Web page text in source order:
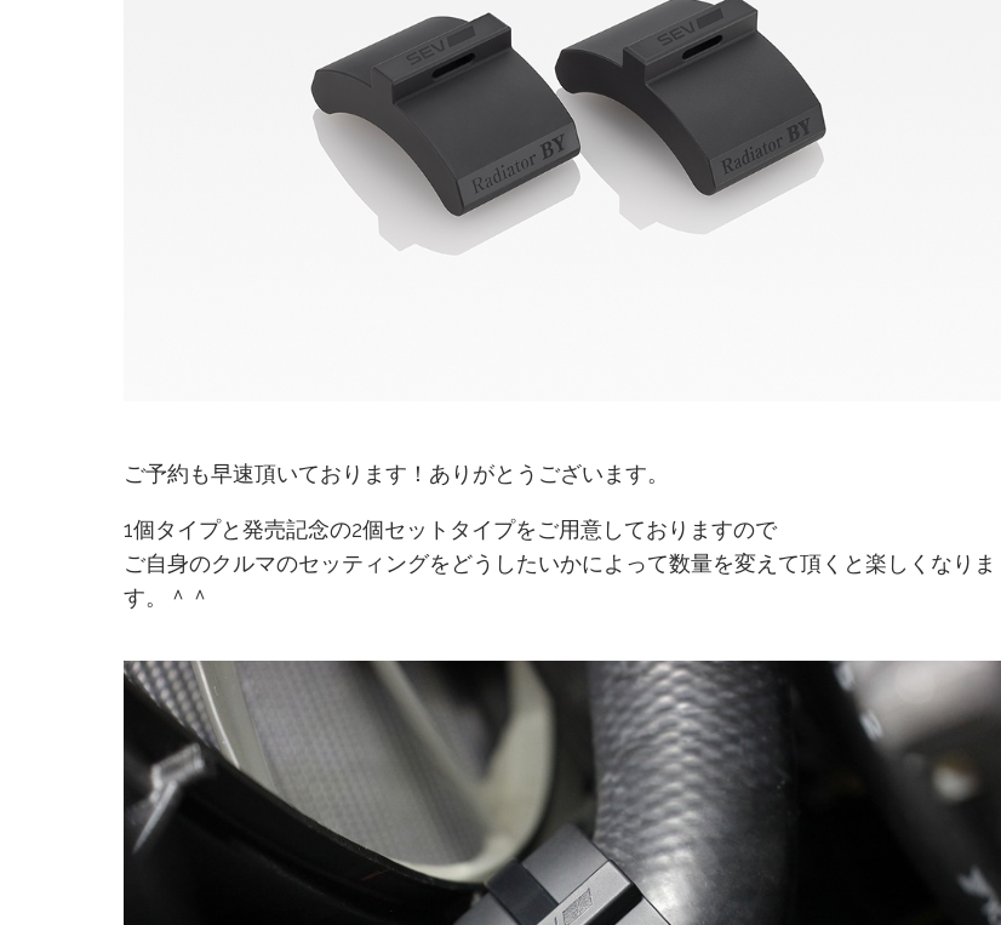
ご予約も早速頂いております！ありがとうございます。
1個タイプと発売記念の2個セットタイプをご用意しておりますので
ご自身のクルマのセッティングをどうしたいかによって数量を変えて頂くと楽しくなりま
す。＾＾